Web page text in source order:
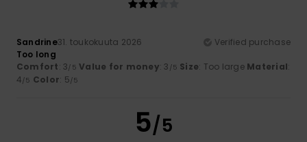
Sandrine31. toukokuuta 2026
Verified purchase
Too long
Comfort: 3/5 Value for money: 3 /5 Size: Too large Material:
4/5 Color: 5/5
5/5